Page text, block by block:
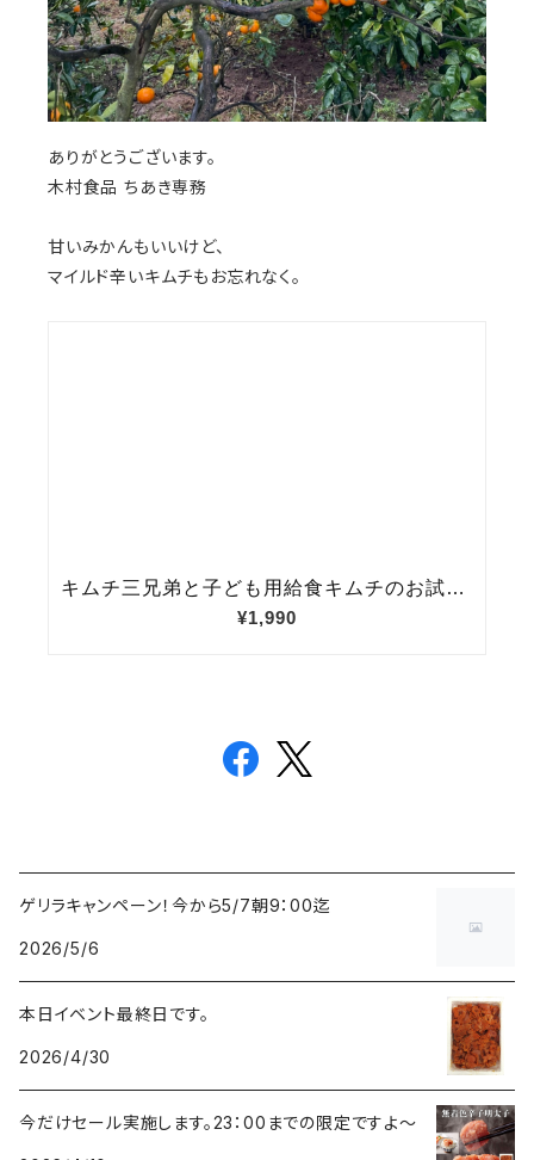
ありがとうございます。
木村食品 ちあき専務
甘いみかんもいいけど、
マイルド辛いキムチもお忘れなく。
ゲリラキャンペーン！今から5/7朝9：00迄
2026/5/6
本日イベント最終日です。
2026/4/30
今だけセール実施します。23：00までの限定ですよ～